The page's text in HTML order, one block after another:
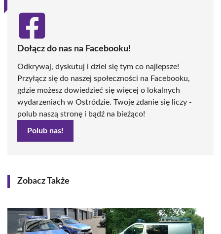
Dołącz do nas na Facebooku!
Odkrywaj, dyskutuj i dziel się tym co najlepsze!
Przyłącz się do naszej społeczności na Facebooku,
gdzie możesz dowiedzieć się więcej o lokalnych
wydarzeniach w Ostródzie. Twoje zdanie się liczy -
polub naszą stronę i bądź na bieżąco!
Polub nas!
Zobacz Także